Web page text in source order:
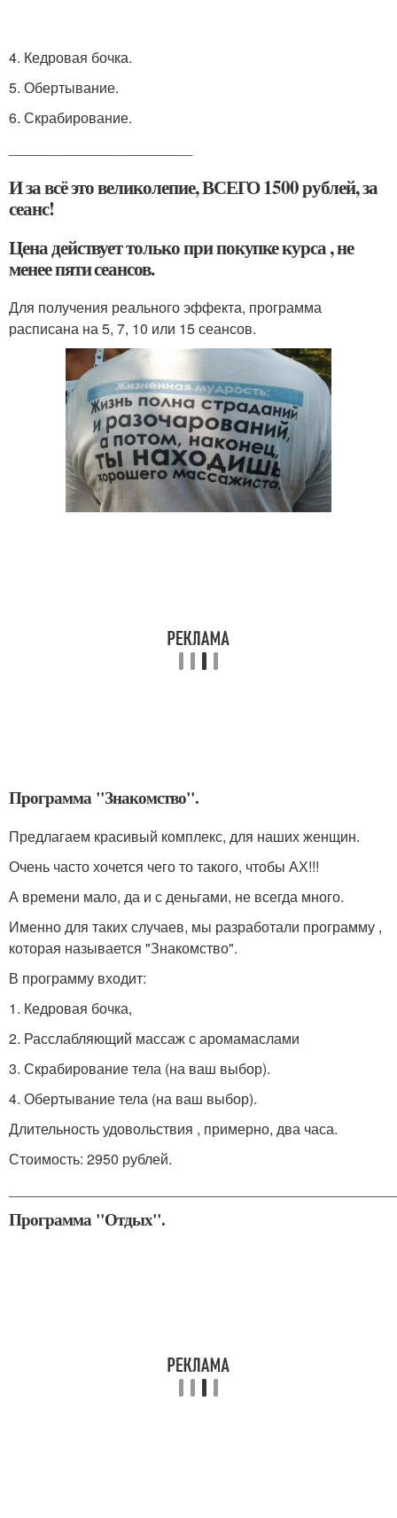
4. Кедровая бочка.
5. Обертывание.
6. Скрабирование.
И за всё это великолепие, ВСЕГО 1500 рублей, за
сеанс!
Цена действует только при покупке курса , не
менее пяти сеансов.
Для получения реального эффекта, программа
расписана на 5, 7, 10 или 15 сеансов.
Программа "Знакомство".
Предлагаем красивый комплекс, для наших женщин.
Очень часто хочется чего то такого, чтобы АХ!!!
А времени мало, да и с деньгами, не всегда много.
Именно для таких случаев, мы разработали программу ,
которая называется "Знакомство".
В программу входит:
1. Кедровая бочка,
2. Расслабляющий массаж с аромамаслами
3. Скрабирование тела (на ваш выбор).
4. Обертывание тела (на ваш выбор).
Длительность удовольствия , примерно, два часа.
Стоимость: 2950 рублей.
Программа "Отдых".